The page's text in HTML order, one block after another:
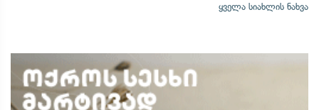
ყველა სიახლის ნახვა